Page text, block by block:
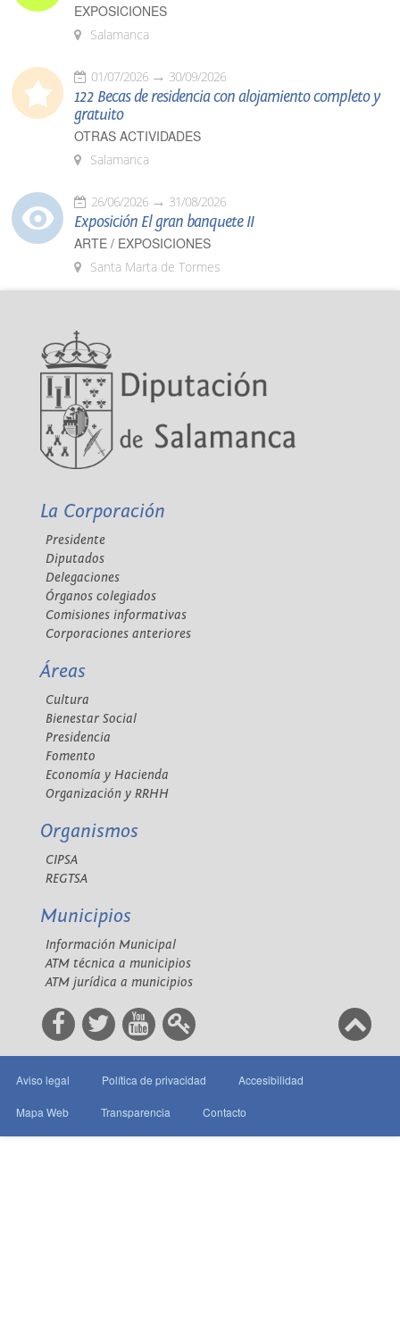
EXPOSICIONES
Salamanca
01/07/2026 30/09/2026
122 Becas de residencia con alojamiento completo y
gratuito
OTRAS ACTIVIDADES
Salamanca
26/06/2026 31/08/2026
Exposición El gran banquete II
ARTE / EXPOSICIONES
Santa Marta de Tormes
La Corporación
Presidente
Diputados
Delegaciones
Órganos colegiados
Comisiones informativas
Corporaciones anteriores
Áreas
Cultura
Bienestar Social
Presidencia
Fomento
Economía y Hacienda
Organización y RRHH
Organismos
CIPSA
REGTSA
Municipios
Información Municipal
ATM técnica a municipios
ATM jurídica a municipios
Aviso legal Política de privacidad Accesibilidad
Mapa Web Transparencia Contacto